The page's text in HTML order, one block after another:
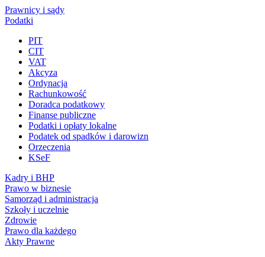
Prawnicy i sądy
Podatki
PIT
CIT
VAT
Akcyza
Ordynacja
Rachunkowość
Doradca podatkowy
Finanse publiczne
Podatki i opłaty lokalne
Podatek od spadków i darowizn
Orzeczenia
KSeF
Kadry i BHP
Prawo w biznesie
Samorząd i administracja
Szkoły i uczelnie
Zdrowie
Prawo dla każdego
Akty Prawne